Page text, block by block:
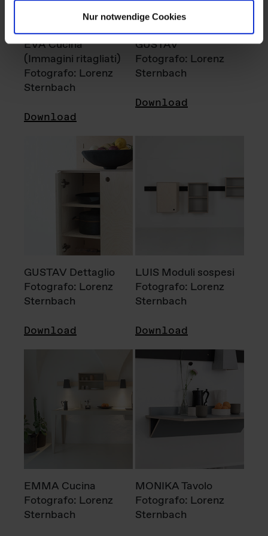
Nur notwendige Cookies
EVA Cucina
(Immagini ritagliati)
Fotografo: Lorenz
Sternbach
Download
GUSTAV
Fotografo: Lorenz
Sternbach
Download
GUSTAV Dettaglio
Fotografo: Lorenz
Sternbach
Download
LUIS Moduli sospesi
Fotografo: Lorenz
Sternbach
Download
EMMA Cucina
Fotografo: Lorenz
Sternbach
MONIKA Tavolo
Fotografo: Lorenz
Sternbach